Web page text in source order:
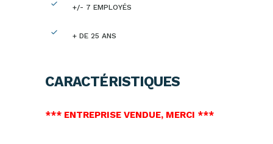
+/- 7 EMPLOYÉS
+ DE 25 ANS
CARACTÉRISTIQUES
*** ENTREPRISE VENDUE, MERCI ***